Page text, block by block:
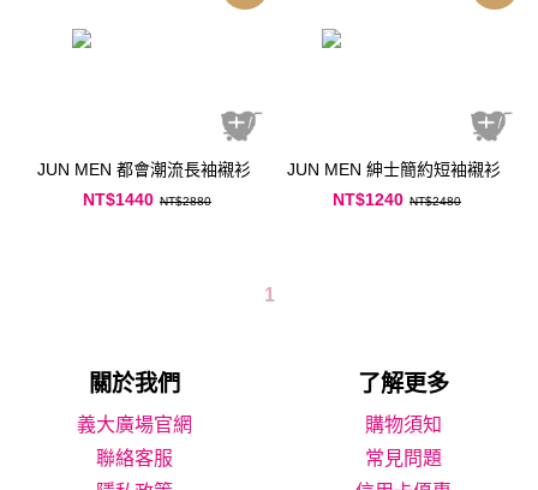
JUN MEN 都會潮流長袖襯衫
NT$1440 NT$2880
JUN MEN 紳士簡約短袖襯衫
NT$1240 NT$2480
1
關於我們 了解更多
義大廣場官網
購物須知
聯絡客服
常見問題